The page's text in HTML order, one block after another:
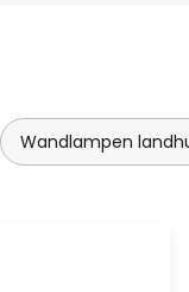
Wandlampen